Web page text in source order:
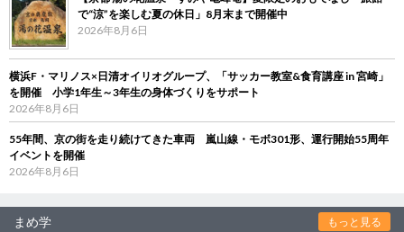
で“涼”を楽しむ夏の休日」8月末まで開催中
2026年8月6日
横浜F・マリノス×日清オイリオグループ、「サッカー教室&食育講座 in 宮崎」
を開催 小学1年生～3年生の身体づくりをサポート
2026年8月6日
55年間、京の街を走り続けてきた車両 嵐山線・モボ301形、運行開始55周年
イベントを開催
2026年8月6日
まめ学 もっと見る